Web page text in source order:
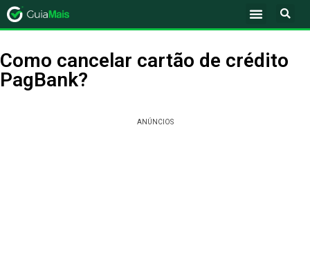
Como cancelar cartão de crédito
PagBank?
ANÚNCIOS